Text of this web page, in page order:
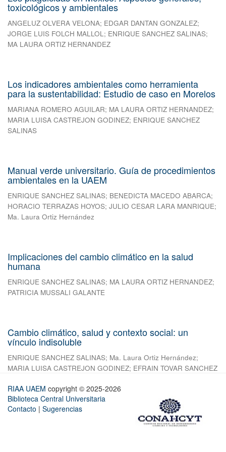
toxicológicos y ambientales
ANGELUZ OLVERA VELONA; EDGAR DANTAN GONZALEZ;
JORGE LUIS FOLCH MALLOL; ENRIQUE SANCHEZ SALINAS;
MA LAURA ORTIZ HERNANDEZ
Los indicadores ambientales como herramienta
para la sustentabilidad: Estudio de caso en Morelos
MARIANA ROMERO AGUILAR; MA LAURA ORTIZ HERNANDEZ;
MARIA LUISA CASTREJON GODINEZ; ENRIQUE SANCHEZ
SALINAS
Manual verde universitario. Guía de procedimientos
ambientales en la UAEM
ENRIQUE SANCHEZ SALINAS; BENEDICTA MACEDO ABARCA;
HORACIO TERRAZAS HOYOS; JULIO CESAR LARA MANRIQUE;
Ma. Laura Ortiz Hernández
Implicaciones del cambio climático en la salud
humana
ENRIQUE SANCHEZ SALINAS; MA LAURA ORTIZ HERNANDEZ;
PATRICIA MUSSALI GALANTE
Cambio climático, salud y contexto social: un
vínculo indisoluble
ENRIQUE SANCHEZ SALINAS; Ma. Laura Ortiz Hernández;
MARIA LUISA CASTREJON GODINEZ; EFRAIN TOVAR SANCHEZ
RIAA UAEM copyright © 2025-2026
Biblioteca Central Universitaria
Contacto | Sugerencias